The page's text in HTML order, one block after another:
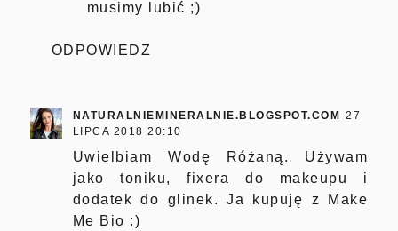
musimy lubić ;)
ODPOWIEDZ
NATURALNIEMINERALNIE.BLOGSPOT.COM
27
LIPCA 2018 20:10
Uwielbiam Wodę Różaną. Używam
jako toniku, fixera do makeupu i
dodatek do glinek. Ja kupuję z Make
Me Bio :)